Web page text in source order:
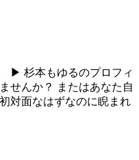
▶ 杉本もゆるのプロフィ
せんか？ またはあなた自
対面なはずなのに睨まれ